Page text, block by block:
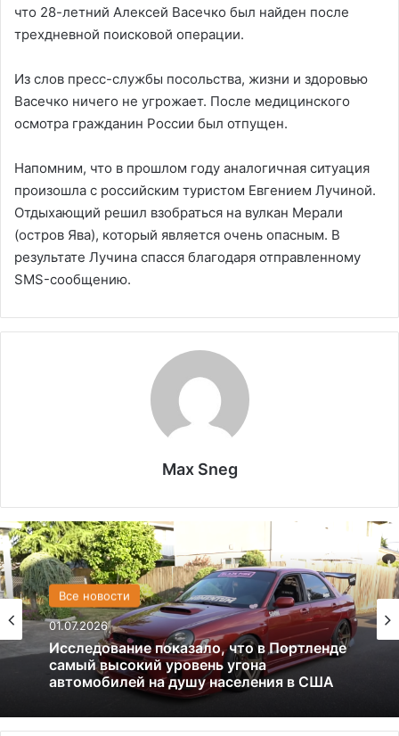
что 28-летний Алексей Васечко был найден после
трехдневной поисковой операции.
Из слов пресс-службы посольства, жизни и здоровью
Васечко ничего не угрожает. После медицинского
осмотра гражданин России был отпущен.
Напомним, что в прошлом году аналогичная ситуация
произошла с российским туристом Евгением Лучиной.
Отдыхающий решил взобраться на вулкан Мерали
(остров Ява), который является очень опасным. В
результате Лучина спасся благодаря отправленному
SMS-сообщению.
Max Sneg
Все новости
01.07.2026
США
13.06.2025
Америка имеет огромный избыток сыра